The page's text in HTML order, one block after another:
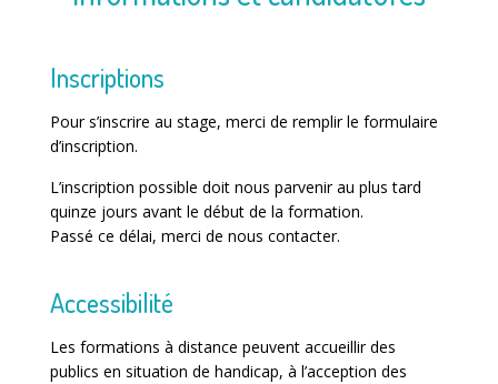
Inscriptions
Pour s’inscrire au stage, merci de remplir le formulaire
d’inscription.
L’inscription possible doit nous parvenir au plus tard
quinze jours avant le début de la formation.
Passé ce délai, merci de nous contacter.
Accessibilité
Les formations à distance peuvent accueillir des
publics en situation de handicap, à l’acception des